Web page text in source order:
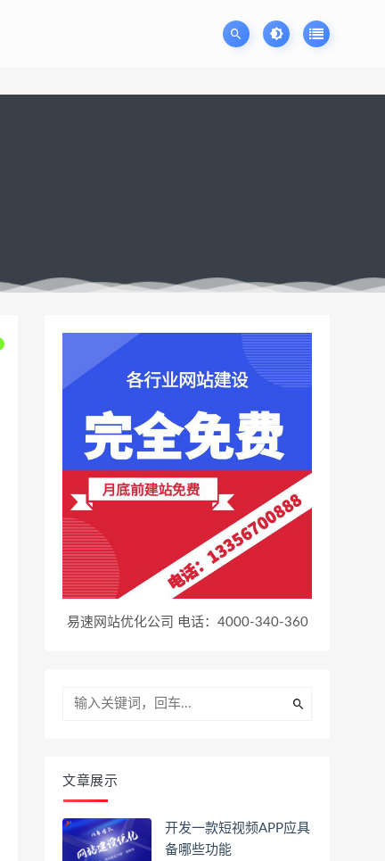
易速网站优化公司 电话：4000-340-360
文章展示
开发一款短视频APP应具
备哪些功能